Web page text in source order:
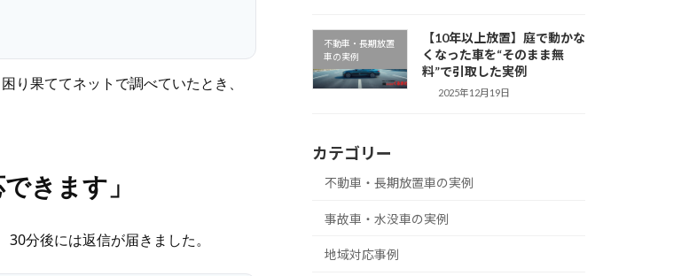
り果ててネットで調べていたとき、
きます」
分後には返信が届きました。
不動車・長期放置
車の実例
【10年以上放置】庭で動かな
くなった車を“そのまま無
料”で引取した実例
2025年12月19日
カテゴリー
不動車・長期放置車の実例
事故車・水没車の実例
地域対応事例